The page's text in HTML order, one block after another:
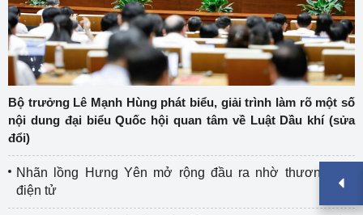
Bộ trưởng Lê Mạnh Hùng phát biểu, giải trình làm rõ một số
nội dung đại biểu Quốc hội quan tâm về Luật Dầu khí (sửa
đổi)
Nhãn lồng Hưng Yên mở rộng đầu ra nhờ thương mại
điện tử